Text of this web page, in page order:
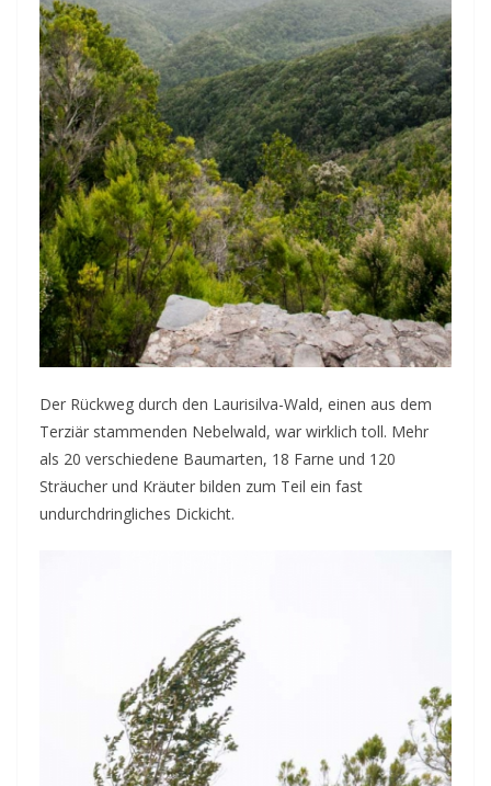
Der Rückweg durch den Laurisilva-Wald, einen aus dem
Terziär stammenden Nebelwald, war wirklich toll. Mehr
als 20 verschiedene Baumarten, 18 Farne und 120
Sträucher und Kräuter bilden zum Teil ein fast
undurchdringliches Dickicht.